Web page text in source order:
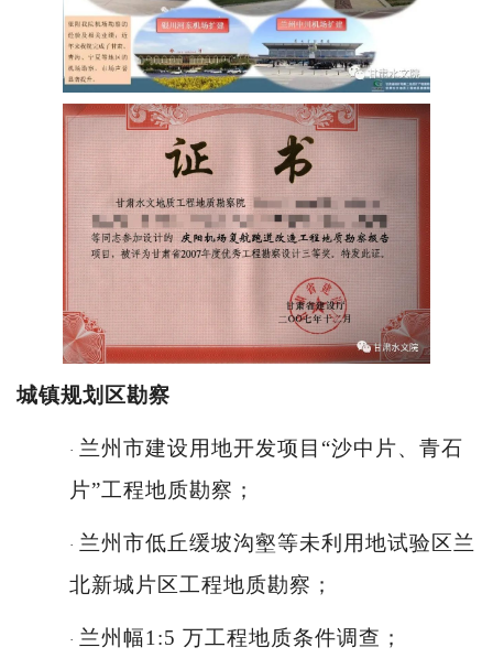
城镇规划区勘察
· 兰州市建设用地开发项目 “沙中片、青石
片”工程地质勘察；
· 兰州市低丘缓坡沟壑等未利用地试验区兰
北新城片区工程地质勘察；
· 兰州幅1:5 万工程地质条件调查；